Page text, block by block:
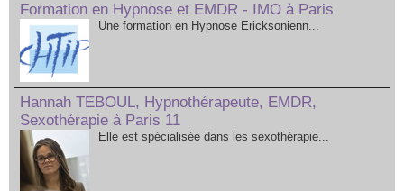
Formation en Hypnose et EMDR - IMO à Paris
Une formation en Hypnose Ericksonienn...
Hannah TEBOUL, Hypnothérapeute, EMDR,
Sexothérapie à Paris 11
Elle est spécialisée dans les sexothérapie...